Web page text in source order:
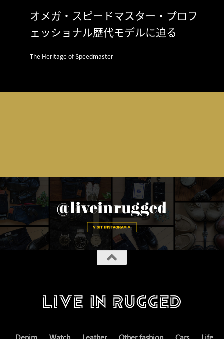
オメガ・スピードマスター・プロフ
ェッショナル歴代モデルに迫る
The Heritage of Speedmaster
Denim Watch Leather Other fashion Cars Life